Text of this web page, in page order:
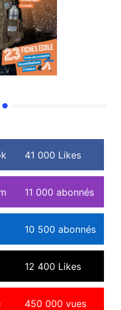
41 000 Likes
11 000 abonnés
10 500 abonnés
12 400 Likes
450 000 vues